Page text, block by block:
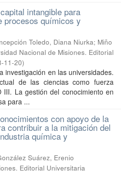
intangible para
procesos químicos y
Toledo, Diana Niurka; Miño
Nacional de Misiones. Editorial
11-20)
investigación en las universidades.
de las ciencias como fuerza
III. La gestión del conocimiento en
para ...
con apoyo de la
contribuir a la mitigación del
química y
Suárez, Erenio
Editorial Universitaria